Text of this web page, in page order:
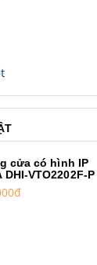
cửa có hình IP
DHI-VTO2202F-P